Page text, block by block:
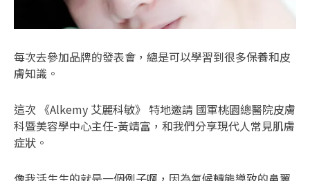
每次去參加品牌的發表會，總是可以學習到很多保養和皮
膚知識。
這次 《Alkemy 艾麗科敏》 特地邀請 國軍桃園總醫院皮膚
科暨美容學中心主任-黃靖富，和我們分享現代人常見肌膚
症狀。